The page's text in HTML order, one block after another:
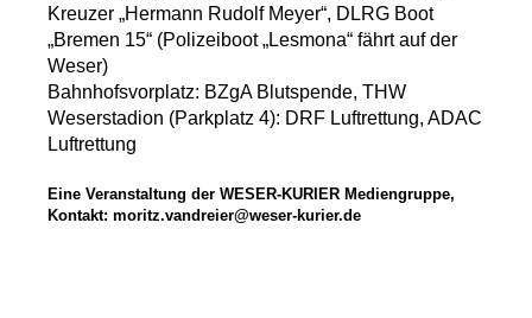
Kreuzer „Hermann Rudolf Meyer“, DLRG Boot
„Bremen 15“ (Polizeiboot „Lesmona“ fährt auf der
Weser)
Bahnhofsvorplatz: BZgA Blutspende, THW
Weserstadion (Parkplatz 4): DRF Luftrettung, ADAC
Luftrettung
Eine Veranstaltung der WESER-KURIER Mediengruppe,
Kontakt: moritz.vandreier@weser-kurier.de